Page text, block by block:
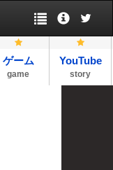
ゲーム
game
YouTube
story